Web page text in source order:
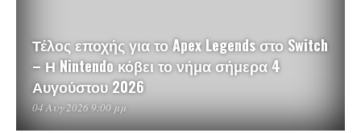
Τέλος εποχής για το Apex Legends στο Switch
– Η Nintendo κόβει το νήμα σήμερα 4
Αυγούστου 2026
04 Αυγ 2026 9:00 μμ